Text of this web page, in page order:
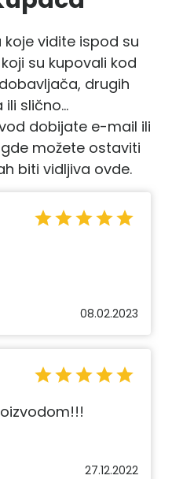
vidite ispod su
su kupovali kod
drugih
slično...
dobijate e-mail ili
možete ostaviti
biti vidljiva ovde.
starstarstarstarstar
08.02.2023
starstarstarstarstar
27.12.2022